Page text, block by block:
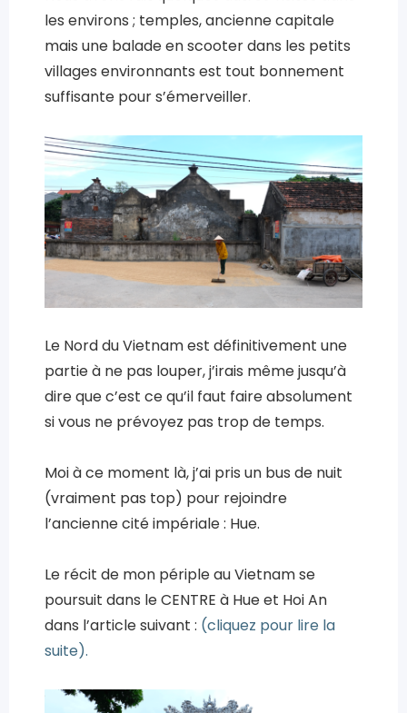
les environs ; temples, ancienne capitale
mais une balade en scooter dans les petits
villages environnants est tout bonnement
suffisante pour s’émerveiller.
Le Nord du Vietnam est définitivement une
partie à ne pas louper, j’irais même jusqu’à
dire que c’est ce qu’il faut faire absolument
si vous ne prévoyez pas trop de temps.
Moi à ce moment là, j’ai pris un bus de nuit
(vraiment pas top) pour rejoindre
l’ancienne cité impériale : Hue.
Le récit de mon périple au Vietnam se
poursuit dans le CENTRE à Hue et Hoi An
dans l’article suivant : (cliquez pour lire la
suite).